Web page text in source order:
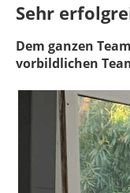
Sehr
Dem ganzen
vorbildlichen